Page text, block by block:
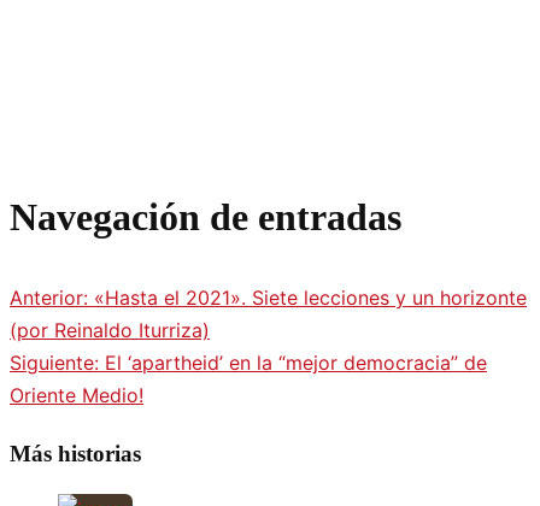
Navegación de entradas
Anterior: «Hasta el 2021». Siete lecciones y un horizonte
(por Reinaldo Iturriza)
Siguiente: El ‘apartheid’ en la “mejor democracia” de
Oriente Medio!
Más historias